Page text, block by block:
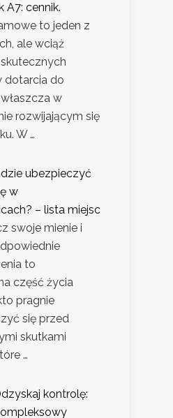
A7: cennik.
to jeden z
ale wciąż
dotarcia do
w
rozwijającym się
W …
ubezpieczyć
w
– lista miejsc
swoje mienie i
to
część życia
pragnie
się przed
skutkami
…
kontrolę: